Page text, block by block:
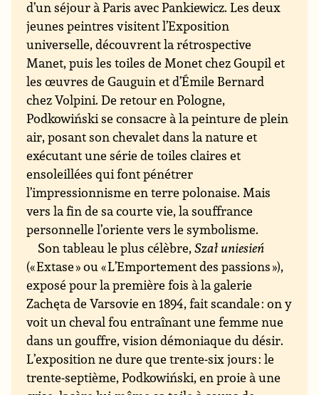
d’un séjour à Paris avec Pankiewicz. Les deux
jeunes peintres visitent l’Exposition
universelle, découvrent la rétrospective
Manet, puis les toiles de Monet chez Goupil et
les œuvres de Gauguin et d’Émile Bernard
chez Volpini. De retour en Pologne,
Podkowiński se consacre à la peinture de plein
air, posant son chevalet dans la nature et
exécutant une série de toiles claires et
ensoleillées qui font pénétrer
l’impressionnisme en terre polonaise. Mais
vers la fin de sa courte vie, la souffrance
personnelle l’oriente vers le symbolisme.
Son tableau le plus célèbre,Szał uniesień
(« Extase » ou « L’Emportement des passions »),
exposé pour la première fois à la galerie
Zachęta de Varsovie en 1894, fait scandale : on y
voit un cheval fou entraînant une femme nue
dans un gouffre, vision démoniaque du désir.
L’exposition ne dure que trente-six jours : le
trente-septième, Podkowiński, en proie à une